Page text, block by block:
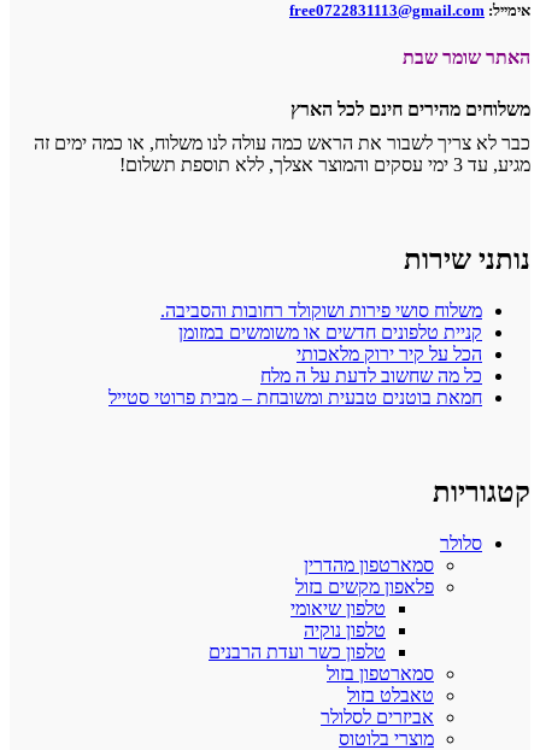
שבת
חינם לכל הארץ
לשבור את הראש כמה עולה לנו משלוח, או כמה ימים זה
סושי פירות ושוקולד רחובות והסביבה.
טלפונים חדשים או משומשים במזומן
קיר ירוק מלאכותי
שחשוב לדעת על ה מלח
בוטנים טבעית ומשובחת – מבית פרוטי סטייל
סמארטפון מהדרין
פלאפון מקשים בזול
טלפון שיאומי
טלפון נוקיה
טלפון כשר ועדת הרבנים
סמארטפון בזול
טאבלט בזול
אביזרים לסלולר
מוצרי בלוטוס